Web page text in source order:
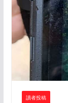
讀者投稿